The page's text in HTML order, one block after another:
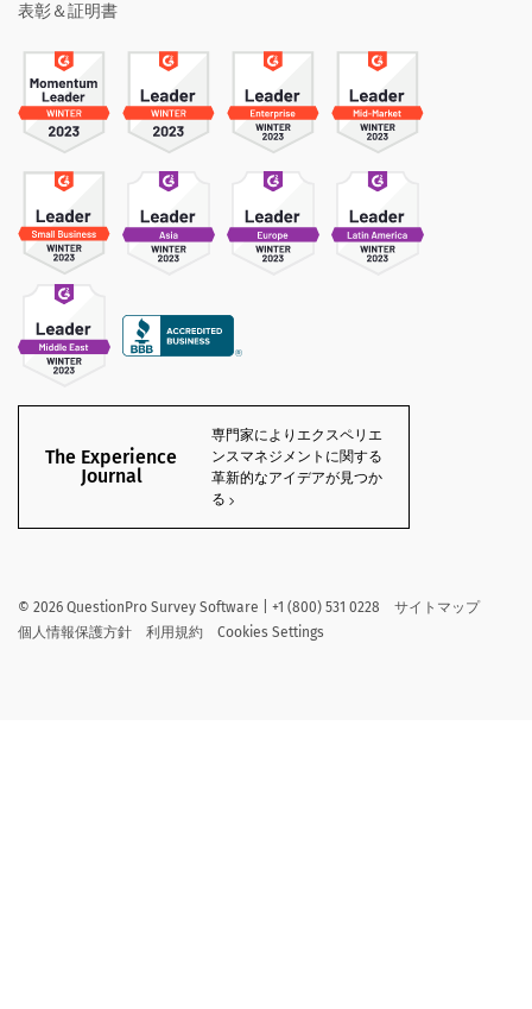
表彰＆証明書
The Experience
Journal
専門家によりエクスペリエ
ンスマネジメントに関する
革新的なアイデアが見つか
る
© 2026 QuestionPro Survey Software | +1 (800) 531 0228
サイトマップ
個人情報保護方針
利用規約 Cookies Settings